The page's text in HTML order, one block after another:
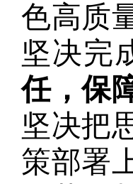
色高质
坚决完
任，保
坚决把
策部署